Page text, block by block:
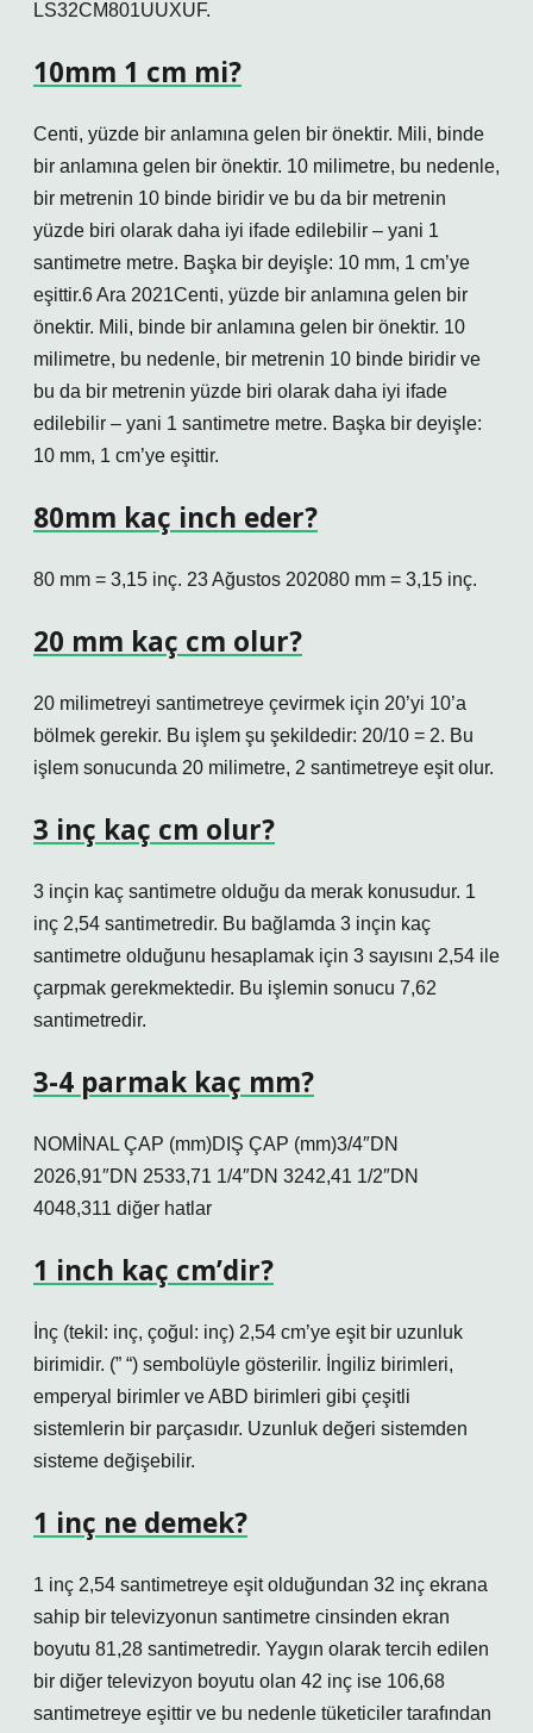
LS32CM801UUXUF.
10mm 1 cm mi?
Centi, yüzde bir anlamına gelen bir önektir. Mili, binde
bir anlamına gelen bir önektir. 10 milimetre, bu nedenle,
bir metrenin 10 binde biridir ve bu da bir metrenin
yüzde biri olarak daha iyi ifade edilebilir – yani 1
santimetre metre. Başka bir deyişle: 10 mm, 1 cm’ye
eşittir.6 Ara 2021Centi, yüzde bir anlamına gelen bir
önektir. Mili, binde bir anlamına gelen bir önektir. 10
milimetre, bu nedenle, bir metrenin 10 binde biridir ve
bu da bir metrenin yüzde biri olarak daha iyi ifade
edilebilir – yani 1 santimetre metre. Başka bir deyişle:
10 mm, 1 cm’ye eşittir.
80mm kaç inch eder?
80 mm = 3,15 inç. 23 Ağustos 202080 mm = 3,15 inç.
20 mm kaç cm olur?
20 milimetreyi santimetreye çevirmek için 20’yi 10’a
bölmek gerekir. Bu işlem şu şekildedir: 20/10 = 2. Bu
işlem sonucunda 20 milimetre, 2 santimetreye eşit olur.
3 inç kaç cm olur?
3 inçin kaç santimetre olduğu da merak konusudur. 1
inç 2,54 santimetredir. Bu bağlamda 3 inçin kaç
santimetre olduğunu hesaplamak için 3 sayısını 2,54 ile
çarpmak gerekmektedir. Bu işlemin sonucu 7,62
santimetredir.
3-4 parmak kaç mm?
NOMİNAL ÇAP (mm)DIŞ ÇAP (mm)3/4″DN
2026,91″DN 2533,71 1/4″DN 3242,41 1/2″DN
4048,311 diğer hatlar
1 inch kaç cm’dir?
İnç (tekil: inç, çoğul: inç) 2,54 cm’ye eşit bir uzunluk
birimidir. (” “) sembolüyle gösterilir. İngiliz birimleri,
emperyal birimler ve ABD birimleri gibi çeşitli
sistemlerin bir parçasıdır. Uzunluk değeri sistemden
sisteme değişebilir.
1 inç ne demek?
1 inç 2,54 santimetreye eşit olduğundan 32 inç ekrana
sahip bir televizyonun santimetre cinsinden ekran
boyutu 81,28 santimetredir. Yaygın olarak tercih edilen
bir diğer televizyon boyutu olan 42 inç ise 106,68
santimetreye eşittir ve bu nedenle tüketiciler tarafından